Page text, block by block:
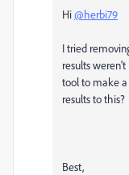
Hi@herbi79
I tried
results
tool to make
results to this?
Best,